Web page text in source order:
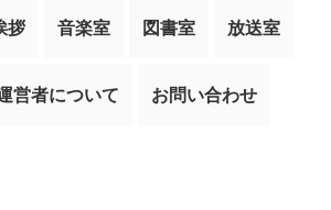
拶 音楽室 図書室 放送室
営者について お問い合わせ